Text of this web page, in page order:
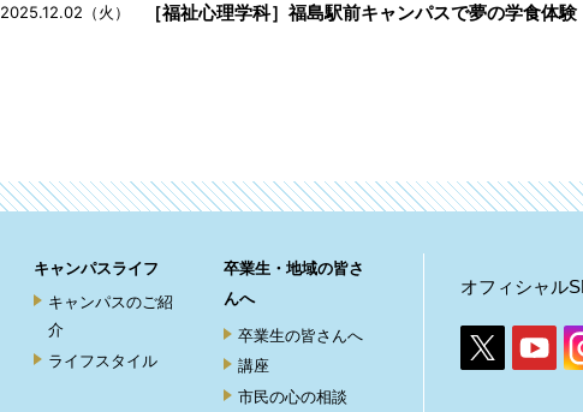
2025.12.02（火） ［福祉心理学科］福島駅前キャンパスで夢の学食体験
キャンパスライフ
キャンパスのご紹
介
ライフスタイル
卒業生・地域の皆さ
んへ
卒業生の皆さんへ
講座
市民の心の相談
オフィシャル